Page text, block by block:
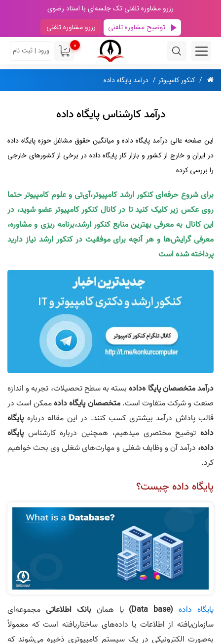
رزرو مشاوره تلفنی تک جلسه‌ای با استاد رضوی
توضیح مشاوره تلفنی
رزرو مشاوره تلفنی
0
ورود | ثبت نام
کنکور کامپیوتر درآمد پایگاه‌ داده
درآمد کارشناس پایگاه داده
این صفحه عالی درآمد پایگاه داده و میانگین حقوق مشاغل حوزه پایگاه داده
در ایران و خارج از کشور و بازار کار پایگاه‌ داده در برخی از کشورهای خارجی
را بررسی کرده
برای شروع حرفه‌ای کنکور ارشد کامپیوتر،آی‌تی و علوم کامپیوتر حتما
روی عکس زیر کلیک کنید تا در کانال کنکور کامپیوتر عضو شوید، در
این کانال به معرفی بهترین منابع کنکور ارشد،برنامه ریزی و مشاوره،
معرفی گرایش‌ها و هر آنچه برای موفقیت در کنکور ارشد نیاز دارید
پرداخته شده است
درآمد متخصصان پایگا ه‌دادهبسته به سطح تحصیلات، تجربه و اندازه
صنعت و شرکت متفاوت است.متخصصان پایگاه‌ دادهممکن است در
قالب پاداش درآمد بیشتری کسب کنند. در این مقاله درباره پایگاه‌
داده توضیح مختصری میدهیم، همچنین درباره کارشناس پایگاه‌
داده، درآمد آن و وظایف شغلی و مهارت‌های شغلی وی بحث خواهیم
کرد.
پایگاه داده چیست؟
پایگاه داده (Data base) یا همانبانک اطلاعاتی مجموعه‌ای
سازمان‌یافته از اطلاعات یا داده‌های ساختاریافته است که معمولاً
به‌صورت الکترونیکی در یک سیستم کامپیوتری ذخیره می‌شوند که